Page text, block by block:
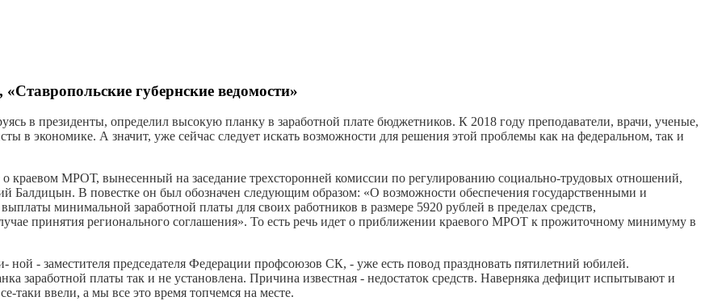
губернские ведомости»
в президенты, определил высокую планку в заработной плате бюджетников. К 2018 году преподаватели, врачи, ученые,
в экономике. А значит, уже сейчас следует искать возможности для решения этой проблемы как на федеральном, так и
о краевом МРОТ, вынесенный на заседание трехсторонней комиссии по регулированию социально-трудовых отношений,
Балдицын. В повестке он был обозначен следующим образом: «О возможности обеспечения государственными и
минимальной заработной платы для своих работников в размере 5920 рублей в пределах средств,
принятия регионального соглашения». То есть речь идет о приближении краевого МРОТ к прожиточному минимуму в
- заместителя председателя Федерации профсоюзов СК, - уже есть повод праздновать пятилетний юбилей.
заработной платы так и не установлена. Причина известная - недостаток средств. Наверняка дефицит испытывают и
таки ввели, а мы все это время топчемся на месте.